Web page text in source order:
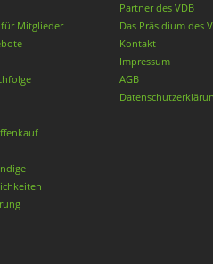
Mitglieder
Partner des VDB
Das Präsidium des
Kontakt
Impressum
AGB